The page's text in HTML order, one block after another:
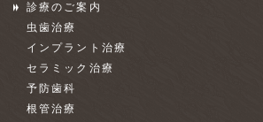
診療のご案内
虫歯治療
インプラント治療
セラミック治療
予防歯科
根管治療